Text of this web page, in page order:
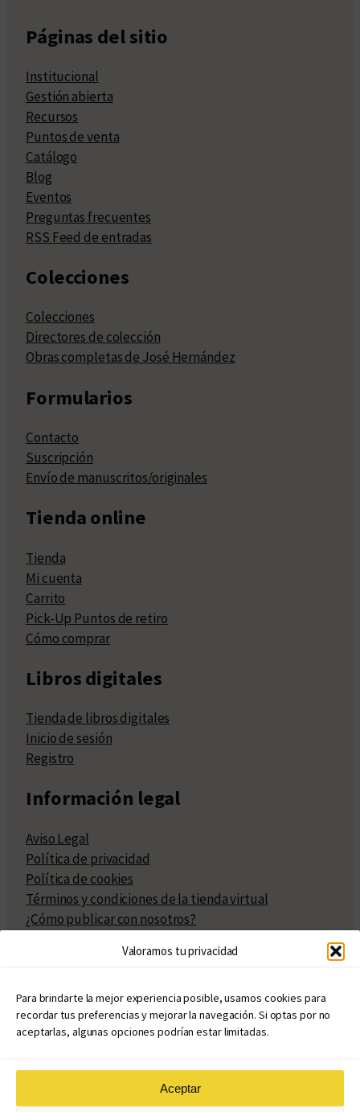
Valoramos tu privacidad
Para brindarte la mejor experiencia posible, usamos cookies para
recordar tus preferencias y mejorar la navegación. Si optas por no
aceptarlas, algunas opciones podrían estar limitadas.
Aceptar
Páginas del sitio
Institucional
Gestión abierta
Recursos
Puntos de venta
Catálogo
Blog
Eventos
Preguntas frecuentes
RSS Feed de entradas
Colecciones
Colecciones
Directores de colección
Obras completas de José Hernández
Formularios
Contacto
Suscripción
Envío de manuscritos/originales
Tienda online
Tienda
Mi cuenta
Carrito
Pick-Up Puntos de retiro
Cómo comprar
Libros digitales
Tienda de libros digitales
Inicio de sesión
Registro
Información legal
Aviso Legal
Política de privacidad
Política de cookies
Términos y condiciones de la tienda virtual
¿Cómo publicar con nosotros?
Políticas de publicación
Políticas de coedición
Atribuciones